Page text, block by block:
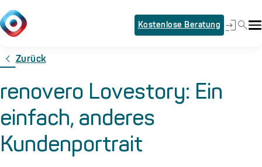
Kostenlose Beratung
Zurück
renovero Lovestory: Ein
einfach, anderes
Kundenportrait